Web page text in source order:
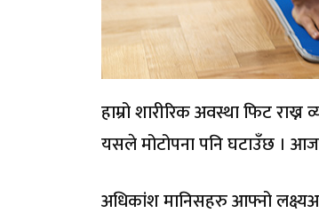
हाम्रो शारीरिक अवस्था फिट
यसले मोटोपना पनि घटाउँछ ।
अधिकांश मानिसहरु आफ्नो